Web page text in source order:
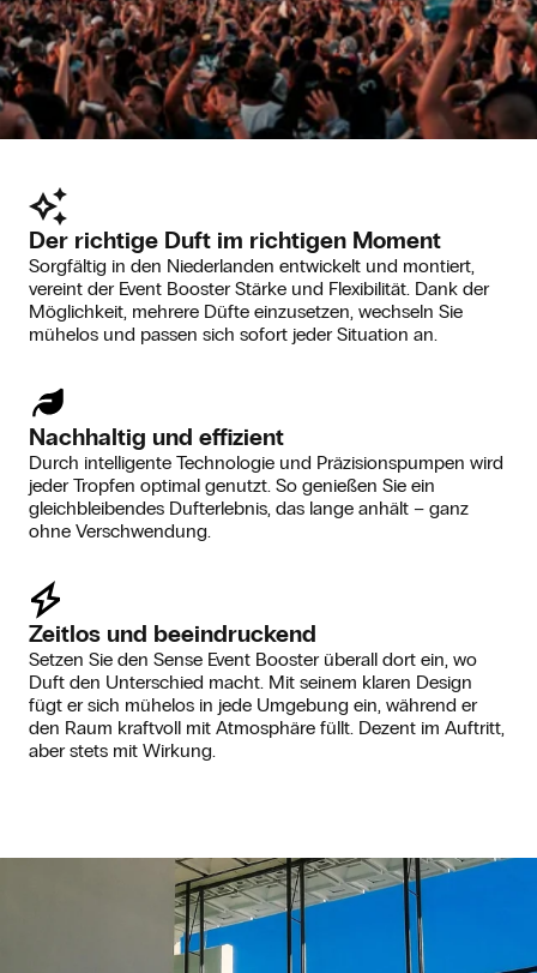
Der richtige Duft im richtigen Moment
Sorgfältig in den Niederlanden entwickelt und montiert,
vereint der Event Booster Stärke und Flexibilität. Dank der
Möglichkeit, mehrere Düfte einzusetzen, wechseln Sie
mühelos und passen sich sofort jeder Situation an.
Nachhaltig und effizient
Durch intelligente Technologie und Präzisionspumpen wird
jeder Tropfen optimal genutzt. So genießen Sie ein
gleichbleibendes Dufterlebnis, das lange anhält – ganz
ohne Verschwendung.
Zeitlos und beeindruckend
Setzen Sie den Sense Event Booster überall dort ein, wo
Duft den Unterschied macht. Mit seinem klaren Design
fügt er sich mühelos in jede Umgebung ein, während er
den Raum kraftvoll mit Atmosphäre füllt. Dezent im Auftritt,
aber stets mit Wirkung.